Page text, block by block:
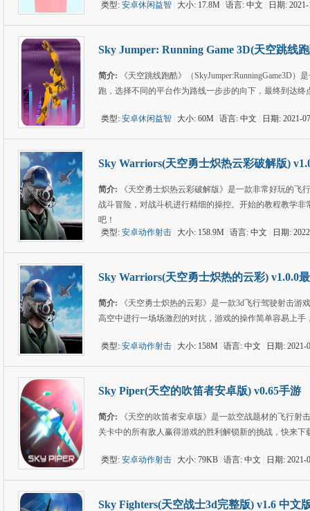
类型: 安卓休闲益智 大小: 17.8M 语言: 中文 日期:
Sky Jumper: Running Game 3D(天空跳线
简介:
《天空跳线跑酷》（SkyJumper:RunningGame3D
跑，选择不同的平台作为路线一步步的向下，最终到达
类型: 安卓休闲益智 大小: 60M 语言: 中文 日期: 2021-
Sky Warriors(天空勇士炽热云彩破解版)
简介:
《天空勇士炽热云彩破解版》是一款非常好玩的
战斗冒险，对战斗机进行精细的操控。开始的教程教学
吧！
类型: 安卓动作射击 大小: 158.9M 语言: 中文 日期:
Sky Warriors(天空勇士炽热的云彩) v1.0.0
简介:
《天空勇士炽热的云彩》是一款3d飞行驾驶射击
高空中进行一场场激烈的对抗，游戏的操作简单容易上
类型: 安卓动作射击 大小: 158M 语言: 中文 日期: 2021-
Sky Piper(天空的吹笛者安卓版) v0.65手游
简介:
《天空的吹笛者安卓版》是一款空战题材的飞行
关卡中的所有敌人赢得游戏的胜利解锁新的挑战，快来
类型: 安卓动作射击 大小: 79KB 语言: 中文 日期: 2021-
Sky Fighters(天空战士3d完整版) v1.6 中文